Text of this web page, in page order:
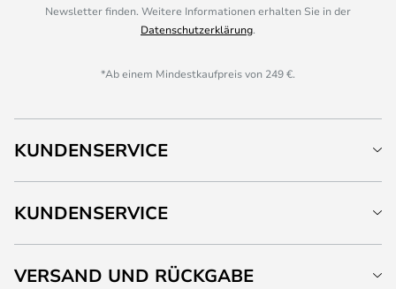
Newsletter finden. Weitere Informationen erhalten Sie in der
Datenschutzerklärung.
*Ab einem Mindestkaufpreis von 249 €.
KUNDENSERVICE
KUNDENSERVICE
VERSAND UND RÜCKGABE